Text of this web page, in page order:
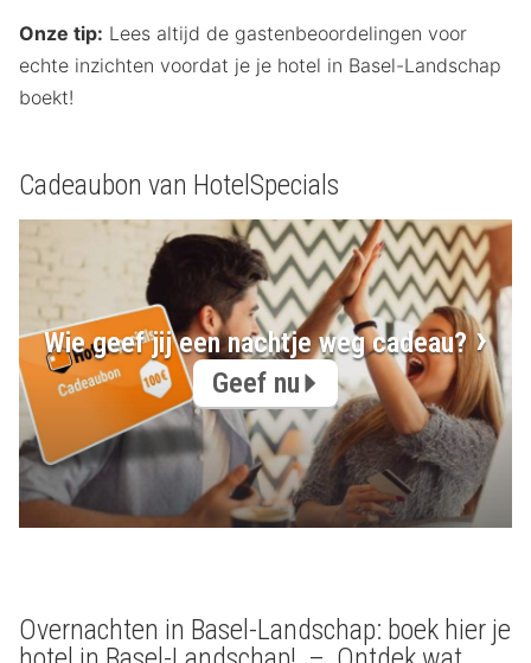
Onze tip: Lees altijd de gastenbeoordelingen voor
echte inzichten voordat je je hotel in Basel-Landschap
boekt!
Cadeaubon van HotelSpecials
Wie geef jij een nachtje weg cadeau?
Geef nu
Overnachten in Basel-Landschap: boek hier je